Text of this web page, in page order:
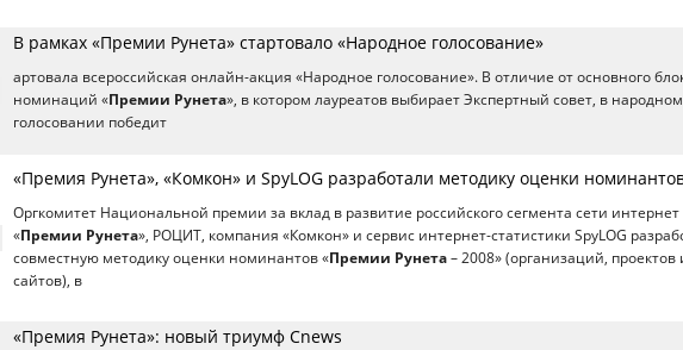
В рамках «Премии Рунета» стартовало «Народное голосование»
артовала всероссийская онлайн-акция «Народное голосование». В отличие от основного
номинаций «Премии Рунета», в котором лауреатов выбирает Экспертный совет, в народном
голосовании победит
«Премия Рунета», «Комкон» и SpyLOG разработали методику оценки
Оргкомитет Национальной премии за вклад в развитие российского сегмента сети интернет
«Премии Рунета», РОЦИТ, компания «Комкон» и сервис интернет-статистики SpyLOG
совместную методику оценки номинантов «Премии Рунета – 2008» (организаций, проектов
сайтов), в
«Премия Рунета»: новый триумф Cnews